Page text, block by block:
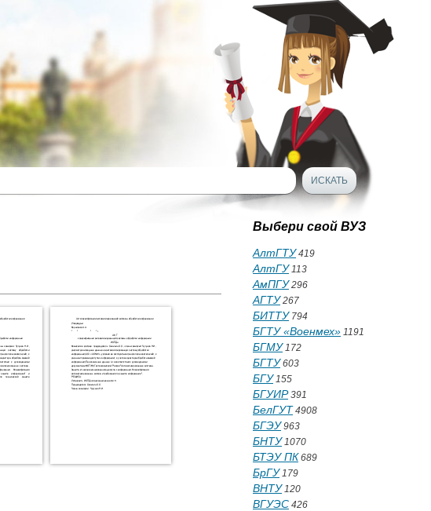
Выбери свой ВУЗ
АлтГТУ419
АлтГУ113
АмПГУ296
АГТУ267
БИТТУ794
БГТУ «Военмех» 1191
БГМУ172
БГТУ603
БГУ155
БГУИР391
БелГУТ 4908
БГЭУ963
БНТУ1070
БТЭУ ПК 689
БрГУ179
ВНТУ120
ВГУЭС 426